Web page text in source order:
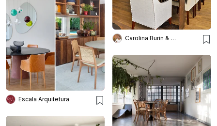
Carolina Burin & Arquitetos Associados
Escala Arquitetura